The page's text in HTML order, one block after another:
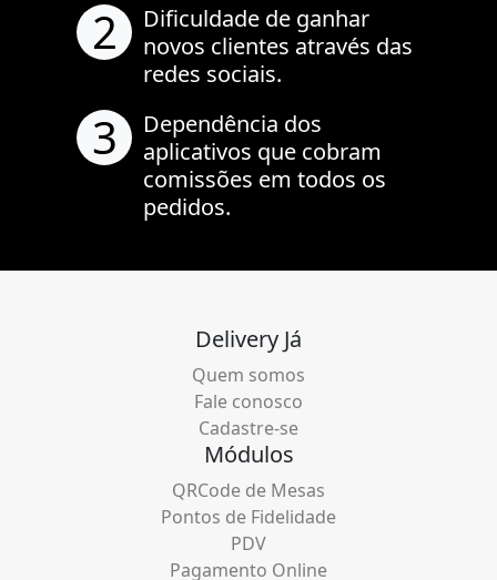
2
Dificuldade de ganhar
novos clientes através das
redes sociais.
3
Dependência dos
aplicativos que cobram
comissões em todos os
pedidos.
Delivery Já
Quem somos
Fale conosco
Cadastre-se
Módulos
QRCode de Mesas
Pontos de Fidelidade
PDV
Pagamento Online